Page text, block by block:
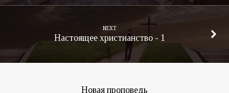
NEXT
Настоящее христианство - 1
Новая проповедь